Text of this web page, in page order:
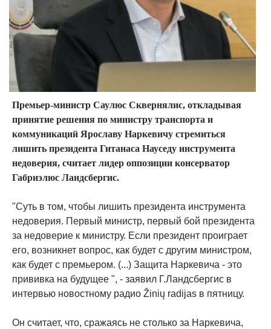
Премьер-министр Саулюс Сквернялис, откладывая
принятие решения по министру транспорта и
коммуникаций Ярославу Наркевичу стремиться
лишить президента Гитанаса Науседу инструмента
недоверия, считает лидер оппозиции консерватор
Габриэлюс Ландсбергис.
"Суть в том, чтобы лишить президента инструмента
недоверия. Первый министр, первый бой президента
за недоверие к министру. Если президент проиграет
его, возникнет вопрос, как будет с другим министром,
как будет с премьером. (...) Защита Наркевича - это
прививка на будущее ", - заявил Г.Ландсбергис в
интервью новостному радио Žinių radijas в пятницу.
Он считает, что, сражаясь не столько за Наркевича,